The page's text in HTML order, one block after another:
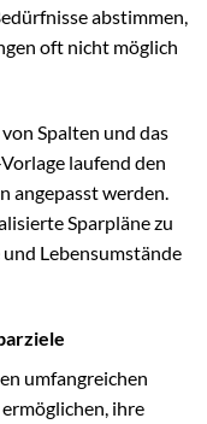
abstimmen,
oft nicht möglich
Spalten und das
laufend den
angepasst werden.
Sparpläne zu
Lebensumstände
umfangreichen
ihre